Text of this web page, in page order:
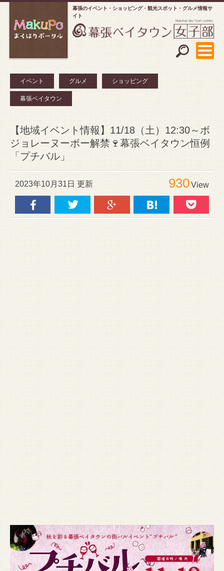
幕張のイベント・ショッピング
観光スポット・グルメ情報サ
イト
イベント グルメ ショッピング
幕張ベイタウン
【地域イベント情報】11/18（土）12:30～ボ
ジョレーヌーボー解禁🍷幕張ベイタウン恒例
「プチバル」
2023年10月31日 更新 930View